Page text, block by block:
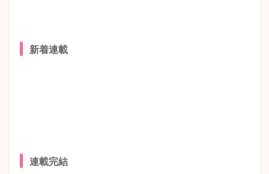
新着連載
連載完結